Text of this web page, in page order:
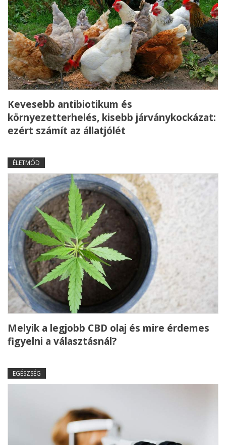
Kevesebb antibiotikum és
környezetterhelés, kisebb járványkockázat:
ezért számít az állatjólét
ÉLETMÓD
Melyik a legjobb CBD olaj és mire érdemes
figyelni a választásnál?
EGÉSZSÉG